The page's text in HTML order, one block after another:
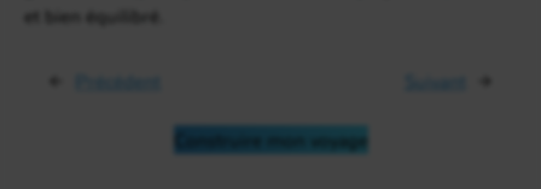
et bien équilibré.
← Suivant →
Construire mon voyage